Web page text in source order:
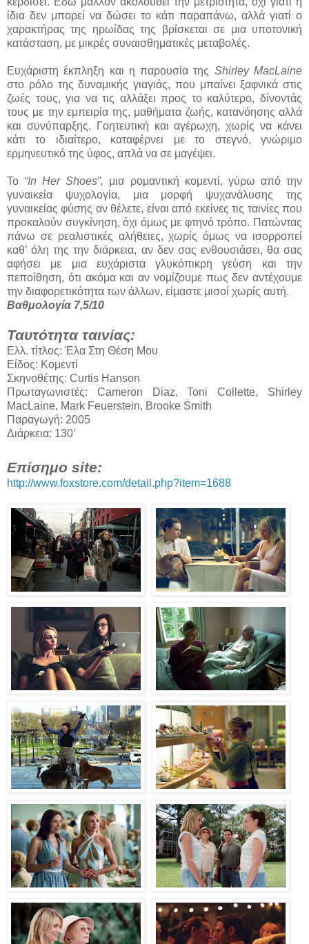
ίδια δεν μπορεί να δώσει το κάτι παραπάνω, αλλά γιατί ο
χαρακτήρας της ηρωίδας της βρίσκεται σε μια υποτονική
κατάσταση, με μικρές συναισθηματικές μεταβολές.
Ευχάριστη έκπληξη και η παρουσία της Shirley MacLaine
στο ρόλο της δυναμικής γιαγιάς, που μπαίνει ξαφνικά στις
ζωές τους, για να τις αλλάξει προς το καλύτερο, δίνοντάς
τους με την εμπειρία της, μαθήματα ζωής, κατανόησης αλλά
και συνύπαρξης. Γοητευτική και αγέρωχη, χωρίς να κάνει
κάτι το ιδιαίτερο, καταφέρνει με το στεγνό, γνώριμο
ερμηνευτικό της ύφος, απλά να σε μαγέψει.
Το “In Her Shoes”, μια ρομαντική κομεντί, γύρω από την
γυναικεία ψυχολογία, μια μορφή ψυχανάλυσης της
γυναικείας φύσης αν θέλετε, είναι από εκείνες τις ταινίες που
προκαλούν συγκίνηση, όχι όμως με φτηνό τρόπο. Πατώντας
πάνω σε ρεαλιστικές αλήθειες, χωρίς όμως να ισορροπεί
καθ’ όλη της την διάρκεια, αν δεν σας ενθουσιάσει, θα σας
αφήσει με μια ευχάριστα γλυκόπικρη γεύση και την
πεποίθηση, ότι ακόμα και αν νομίζουμε πως δεν αντέχουμε
την διαφορετικότητα των άλλων, είμαστε μισοί χωρίς αυτή.
Βαθμολογία 7,5/10
Ταυτότητα ταινίας:
Ελλ. τίτλος: Έλα Στη Θέση Μου
Είδος: Κομεντί
Σκηνοθέτης: Curtis Hanson
Πρωταγωνιστές: Cameron Diaz, Toni Collette, Shirley
MacLaine, Mark Feuerstein, Brooke Smith
Παραγωγή: 2005
Διάρκεια: 130’
Επίσημο site:
http://www.foxstore.com/detail.php?item=1688